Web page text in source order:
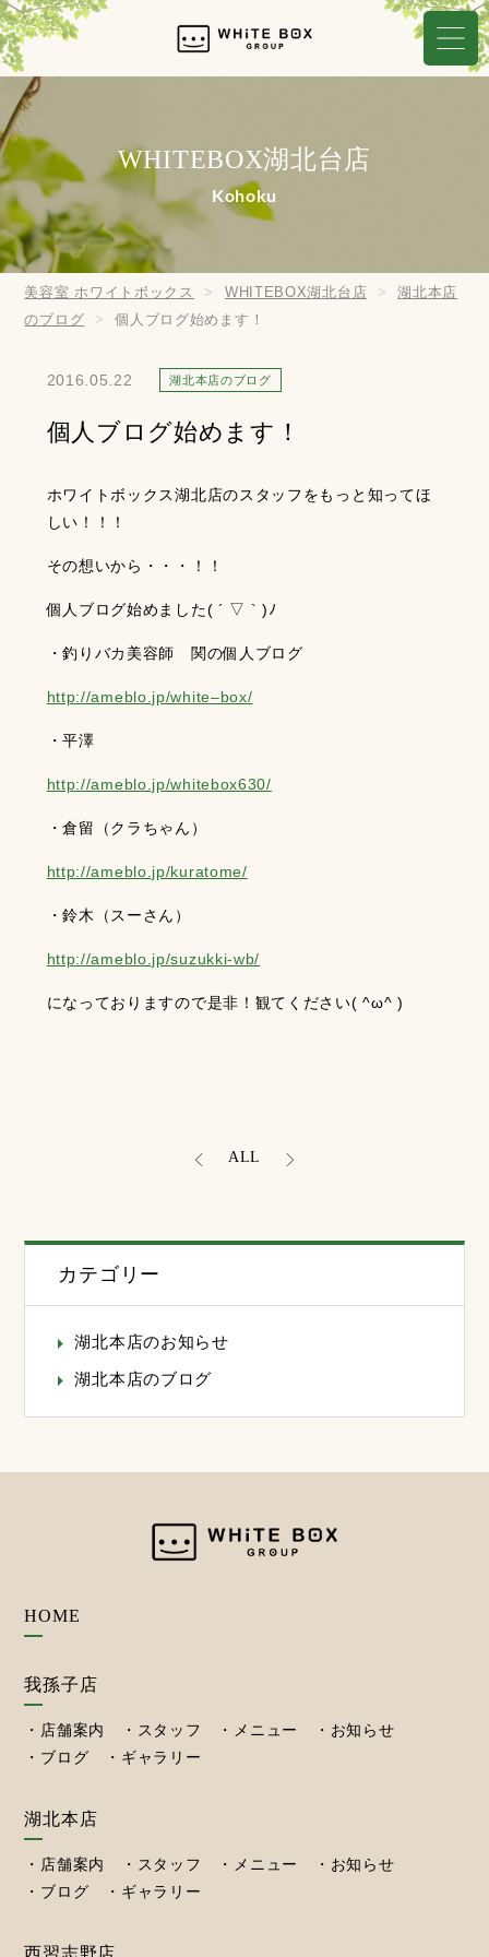
WHITEBOX湖北台店
Kohoku
美容室 ホワイトボックス WHITEBOX湖北台店
湖北本店
のブログ
個人ブログ始めます！
2016.05.22 湖北本店のブログ
個人ブログ始めます！
ホワイトボックス湖北店のスタッフをもっと知ってほ
しい！！！
その想いから・・・！！
個人ブログ始めました( ´ ▽ ` )ﾉ
・釣りバカ美容師 関の個人ブログ
http://ameblo.jp/white–box/
・平澤
http://ameblo.jp/whitebox630/
・倉留（クラちゃん）
http://ameblo.jp/kuratome/
・鈴木（スーさん）
http://ameblo.jp/suzukki-wb/
になっておりますので是非！観てください( ^ω^ )
ALL
カテゴリー
湖北本店のお知らせ
湖北本店のブログ
HOME
我孫子店
店舗案内 スタッフ メニュー
お知らせ
ブログ
ギャラリー
湖北本店
店舗案内 スタッフ メニュー
お知らせ
ブログ
ギャラリー
西習志野店